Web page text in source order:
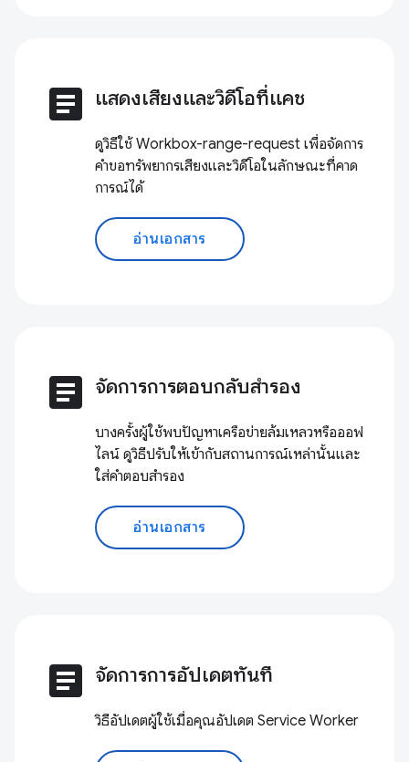
article แสดงเสียงและวิดีโอที่แคช
ดูวิธีใช้ Workbox-range-request เพื่อจัดการ
คำขอทรัพยากรเสียงและวิดีโอในลักษณะที่คาด
การณ์ได้
อ่านเอกสาร
article จัดการการตอบกลับสำรอง
บางครั้งผู้ใช้พบปัญหาเครือข่ายล้มเหลวหรือออฟ
ไลน์ ดูวิธีปรับให้เข้ากับสถานการณ์เหล่านั้นและ
ใส่คำตอบสำรอง
อ่านเอกสาร
article จัดการการอัปเดตทันที
วิธีอัปเดตผู้ใช้เมื่อคุณอัปเดต Service Worker